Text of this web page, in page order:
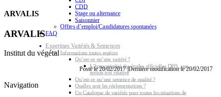
ARVALIS
ARVALIS
Institut du végétal
Posté le 20/02/2017 |Dernière modification le 20/02/2017
Navigation
CDD
Stage ou alternance
Saisonnier
Offres d’emploi/Candidatures spontanées
FAQ
Expertises Variétés & Semences
Informations toutes espèces
Qu’est-ce qu’une variété ?
L’homogénéité des études officielles DHS, une
notion très relative
Qu’est-ce qu’une semence de qualité ?
Quelles sont les réglementations ?
Un Catalogue de variétés pour toutes les situations de